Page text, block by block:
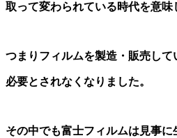
取って変わられている時代を意味
つまりフィルムを製造・販売し
必要とされなくなりました。
その中でも富士フィルムは見事に